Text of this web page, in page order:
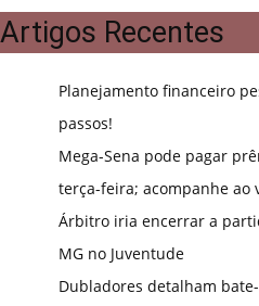
Artigos Recentes
Planejamento financeiro
passos!
Mega-Sena pode pagar
terça-feira; acompanhe ao
Árbitro iria encerrar a
MG no Juventude
Dubladores detalham